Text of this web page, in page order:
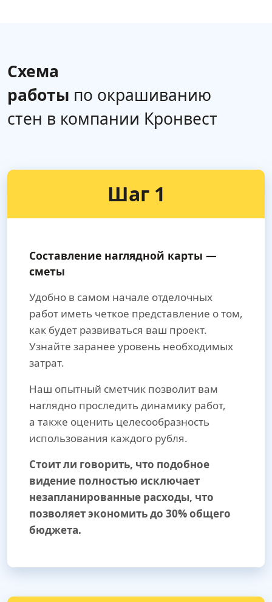
Схема
работы по окрашиванию
стен в компании Кронвест
Шаг 1
Составление наглядной карты —
сметы
Удобно в самом начале отделочных
работ иметь четкое представление о том,
как будет развиваться ваш проект.
Узнайте заранее уровень необходимых
затрат.
Наш опытный сметчик позволит вам
наглядно проследить динамику работ,
а также оценить целесообразность
использования каждого рубля.
Стоит ли говорить, что подобное
видение полностью исключает
незапланированные расходы, что
позволяет экономить до 30% общего
бюджета.